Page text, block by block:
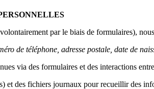
par le biais de formulaires),
de téléphone, adresse postale, date de
via des formulaires et des interactions
et des fichiers journaux pour recueillir des